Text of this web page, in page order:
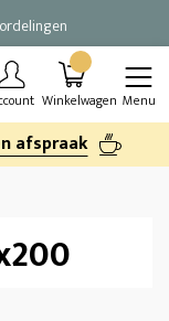
Winkelwagen Menu
afspraak